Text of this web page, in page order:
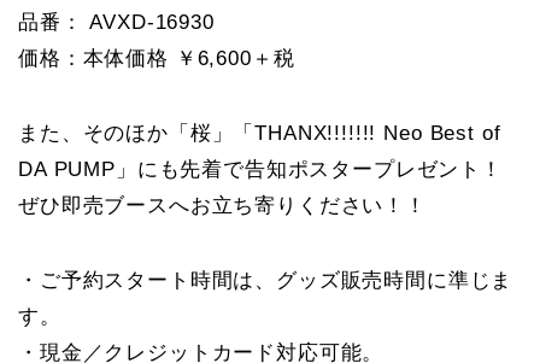
品番： AVXD-16930
価格：本体価格 ￥6,600＋税
また、そのほか「桜」「THANX!!!!!!! Neo Best of
DA PUMP」にも先着で告知ポスタープレゼント！
ぜひ即売ブースへお立ち寄りください！！
・ご予約スタート時間は、グッズ販売時間に準じま
す。
・現金／クレジットカード対応可能。